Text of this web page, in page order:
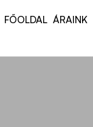
FŐOLDAL ÁRAINK